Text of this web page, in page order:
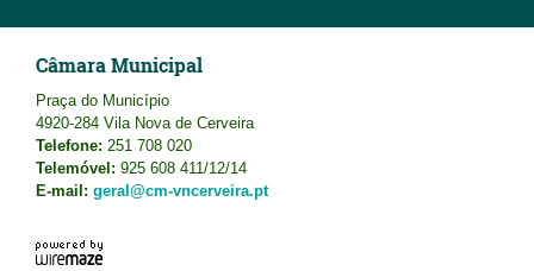
Câmara Municipal
Praça do Município
4920-284 Vila Nova de Cerveira
Telefone: 251 708 020
Telemóvel: 925 608 411/12/14
E-mail: geral@cm-vncerveira.pt